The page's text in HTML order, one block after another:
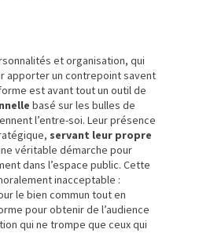
et organisation, qui
apporter un contrepoint savent
est avant tout un outil de
basé sur les bulles de
l’entre-soi. Leur présence
servant leur propre
véritable démarche pour
dans l’espace public. Cette
inacceptable :
le bien commun tout en
pour obtenir de l’audience
qui ne trompe que ceux qui